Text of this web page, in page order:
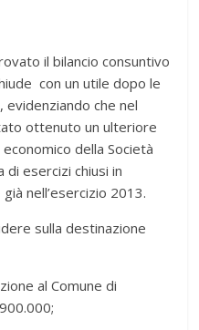
il bilancio consuntivo
con un utile dopo le
evidenziando che nel
ottenuto un ulteriore
della Società
di esercizi chiusi in
nell’esercizio 2013.
sulla destinazione
al Comune di